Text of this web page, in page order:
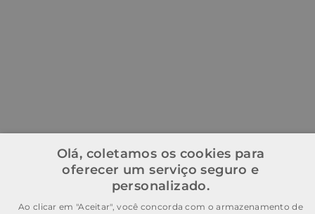
Olá, coletamos os cookies para
oferecer um serviço seguro e
personalizado.
Ao clicar em "Aceitar", você concorda com o armazenamento de